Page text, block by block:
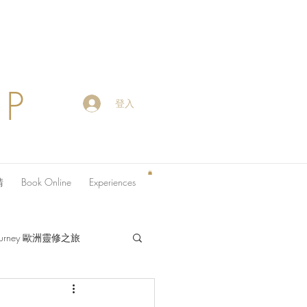
登入
Book Online Experiences
歐洲靈修之旅